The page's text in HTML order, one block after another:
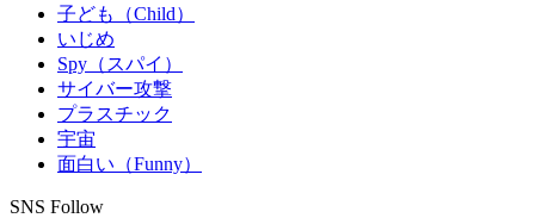
子ども（Child）
いじめ
Spy（スパイ）
サイバー攻撃
プラスチック
宇宙
面白い（Funny）
SNS Follow